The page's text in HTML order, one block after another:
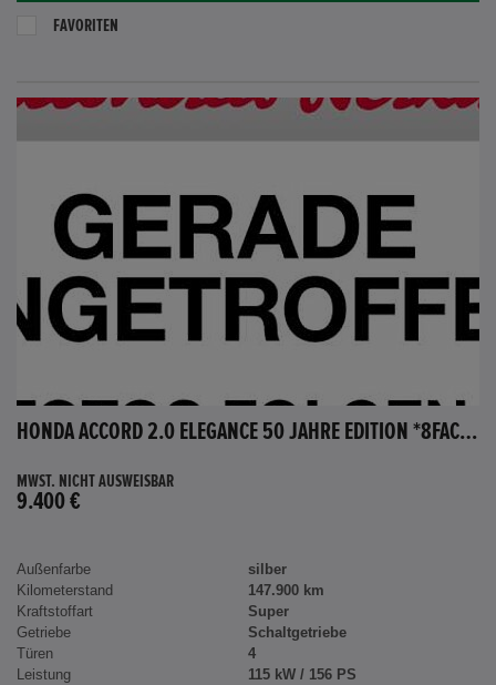
FAVORITEN
HONDA ACCORD 2.0 ELEGANCE 50 JAHRE EDITION *8FACH BEREIFT*
MWST. NICHT AUSWEISBAR
9.400 €
Außenfarbe
silber
Kilometerstand
147.900 km
Kraftstoffart
Super
Getriebe
Schaltgetriebe
Türen
4
Leistung
115 kW / 156 PS